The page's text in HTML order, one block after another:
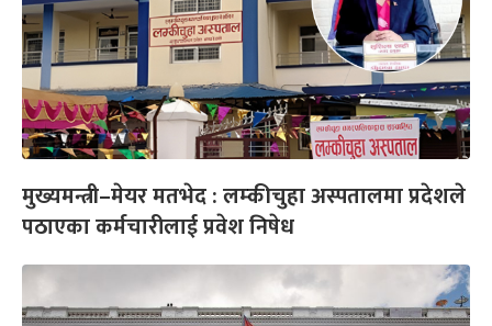
मुख्यमन्त्री–मेयर मतभेद : लम्कीचुहा अस्पतालमा प्रदेशले
पठाएका कर्मचारीलाई प्रवेश निषेध